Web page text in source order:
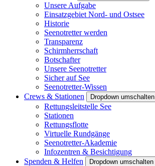
Unsere Aufgabe
Einsatzgebiet Nord- und Ostsee
Historie
Seenotretter werden
Transparenz
Schirmherrschaft
Botschafter
Unsere Seenotretter
Sicher auf See
Seenotretter-Wissen
Crews & Stationen
Dropdown umschalten
Rettungsleitstelle See
Stationen
Rettungsflotte
Virtuelle Rundgänge
Seenotretter-Akademie
Infozentren & Besichtigung
Spenden & Helfen
Dropdown umschalten